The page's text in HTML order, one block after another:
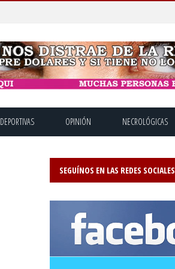
DEPORTIVAS OPINIÓN NECROLÓGICAS
SEGUÍNOS EN LAS REDES SOCIALES